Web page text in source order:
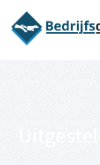
juridisch